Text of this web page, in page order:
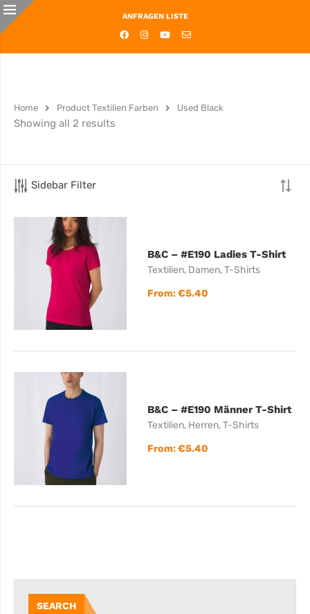
ANFRAGEN LISTE
Home Product Textilien Farben Used Black
Showing all 2 results
Sidebar Filter
B&C – #E190 Ladies T-Shirt
Textilien, Damen,T-Shirts
From:€5.40
B&C – #E190 Männer T-Shirt
Textilien, Herren,T-Shirts
From:€5.40
SEARCH